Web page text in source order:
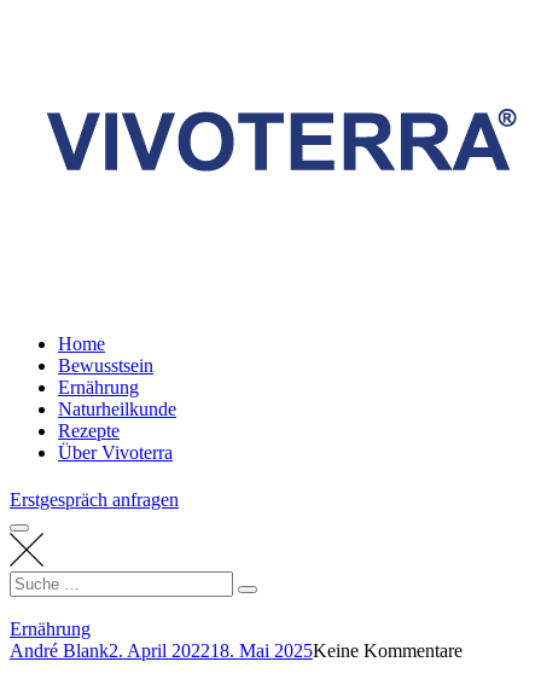
Home
Bewusstsein
Ernährung
Naturheilkunde
Rezepte
Über Vivoterra
Erstgespräch anfragen
Search
for:
Suche
Ernährung
André Blank2. April 202218. Mai 2025Keine Kommentare